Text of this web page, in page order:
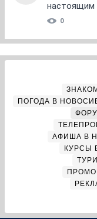
настоящим
0
ПОГОДА В
АФИША В
КУРСЫ